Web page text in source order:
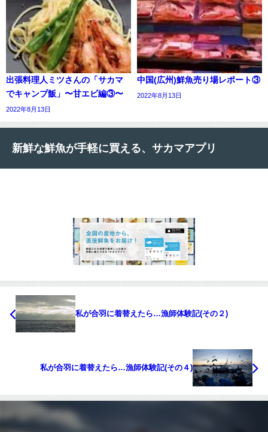
出張料理人ミツさんの「サカマ
でキャンプ飯」〜甘エビ編③〜
2022年8月13日
中国(広州)鮮魚売り場レポート③
2022年8月13日
新鮮な鮮魚が手軽に買える、サカマアプリ
私が合羽に着替えたら…漁師体験記(その２)
私が合羽に着替えたら…漁師体験記(その４)